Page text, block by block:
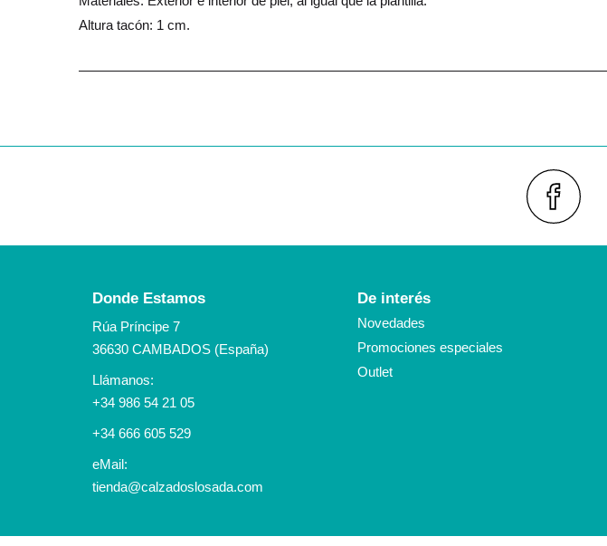
Altura tacón: 1 cm.
Donde Estamos
Rúa Príncipe 7
36630 CAMBADOS (España)
Llámanos:
+34 986 54 21 05
+34 666 605 529
eMail:
tienda@calzadoslosada.com
De interés
Novedades
Promociones especiales
Outlet